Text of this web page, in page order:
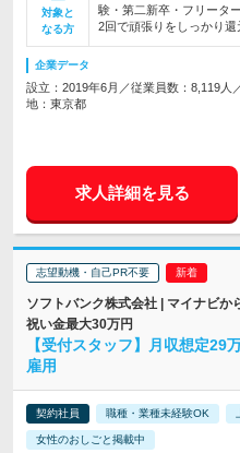
対象と
なる方
験・第二新卒・フリータ
2回で頑張りをしっかり還
企業データ
設立：2019年6月／従業員数：8,119人
地：東京都
求人詳細を見る
志望動機・自己PR不要
ソフトバンク株式会社 | マイナビ
祝い金最大30万円
【受付スタッフ】月収想定
雇用
契約社員 職種・業種未経験OK
女性のおしごと掲載中